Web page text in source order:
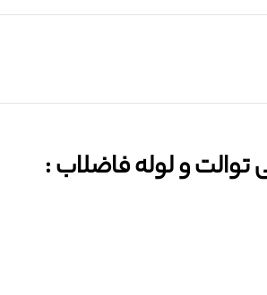
و لوله فاضلاب :‌